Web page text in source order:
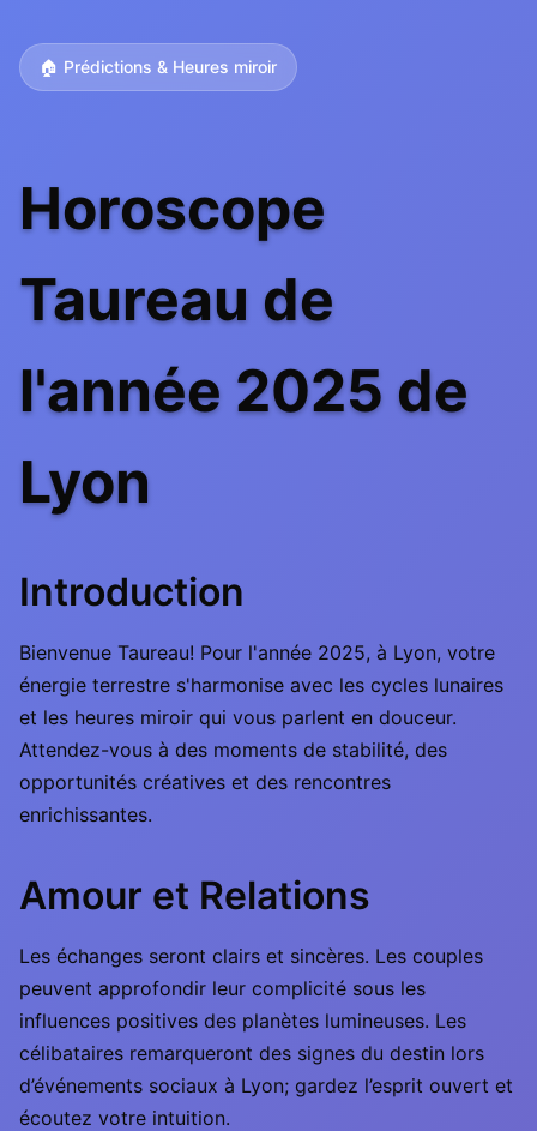
🏠 Prédictions & Heures miroir
Horoscope
Taureau de
l'année 2025 de
Lyon
Introduction
Bienvenue Taureau! Pour l'année 2025, à Lyon, votre
énergie terrestre s'harmonise avec les cycles lunaires
et les heures miroir qui vous parlent en douceur.
Attendez-vous à des moments de stabilité, des
opportunités créatives et des rencontres
enrichissantes.
Amour et Relations
Les échanges seront clairs et sincères. Les couples
peuvent approfondir leur complicité sous les
influences positives des planètes lumineuses. Les
célibataires remarqueront des signes du destin lors
d’événements sociaux à Lyon; gardez l’esprit ouvert et
écoutez votre intuition.